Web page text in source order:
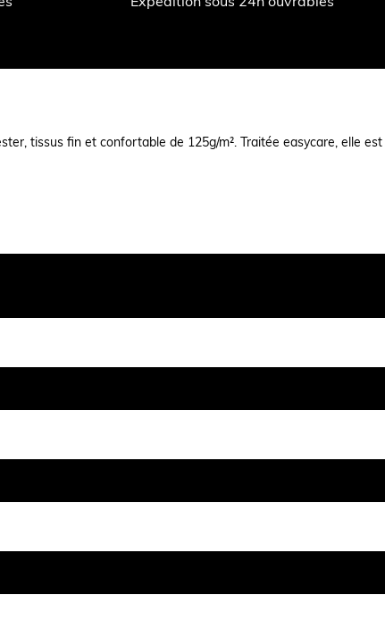
tissus fin et confortable de 125g/m². Traitée easycare, elle